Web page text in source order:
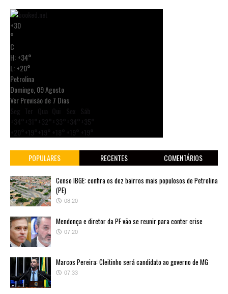
+30
°
C
H:+34°
L:+20°
Petrolina
Domingo, 09 Agosto
Ver Previsão de 7 Dias
POPULARES RECENTES COMENTÁRIOS
Censo IBGE: confira os dez bairros mais populosos de Petrolina
(PE)
08:20
Mendonça e diretor da PF vão se reunir para conter crise
07:20
Marcos Pereira: Cleitinho será candidato ao governo de MG
07:33